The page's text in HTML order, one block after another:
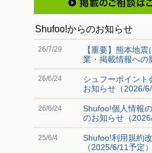
Shufoo!からのお知らせ
26/7/29
【重要】熊本地
業・掲載情報への
26/6/24
シュフーポイント
お知らせ（2026/6/
26/6/24
Shufoo!個人情報
のお知らせ（
25/6/4
Shufoo!利用規約
（2025/6/11予定）